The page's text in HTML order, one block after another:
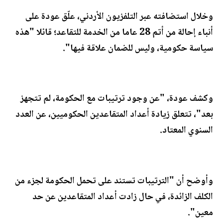
وخلال استضافته عبر التلفزيون الأردني، علّق عودة على
أنباء إحالة من أتم 28 عاما من الخدمة للتقاعد؛ قائلا "هذه
سياسة حكومية، وليس للضمان علاقة فيها".
وكشف عودة، "عن وجود ترتيبات مع الحكومة، لم تتجهز
بعد"، تتعلق زيادة أعداد المتقاعدين الحكوميين، عن العدد
السنوي المعتاد.
وأوضح أن "الترتيبات تستند على تحمل الحكومة لجزء من
الكلف الزائدة، في حال زادت أعداد المتقاعدين عن حد
معين".